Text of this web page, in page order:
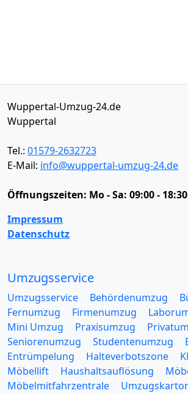
Wuppertal-Umzug-24.de
Wuppertal
Tel.: 01579-2632723
E-Mail: info@wuppertal-umzug-24.de
Öffnungszeiten: Mo - Sa: 09:00 -
Impressum
Datenschutz
Umzugsservice
Umzugsservice Behördenumzug
Fernumzug
Firmenumzug
Mini Umzug
Praxisumzug
Seniorenumzug
Studentenumzug
Entrümpelung
Halteverbotszone
Möbellift
Haushaltsauflösung
Möbelmitfahrzentrale